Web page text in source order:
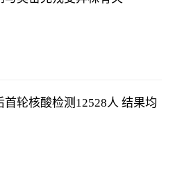
轮核酸检测12528人 结果均